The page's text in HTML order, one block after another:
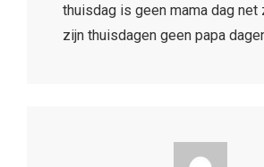
thuisdag is geen mama dag net
zijn thuisdagen geen papa